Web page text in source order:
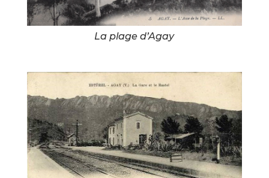
La plage d’Agay